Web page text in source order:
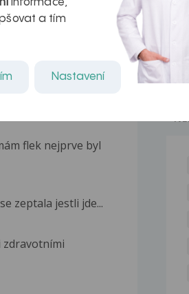
flek nejprve byl
zeptala jestli jde...
zdravotními
informace,
a tím
Nastavení